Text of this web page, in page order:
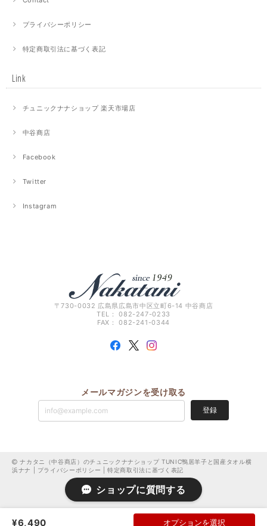
プライバシーポリシー
特定商取引法に基づく表記
Link
チュニックナナショップ 楽天市場店
中谷商店
Facebook
Twitter
Instagram
〒730-0032 広島県広島市中区立町6-14 中谷商店
TEL： 082-247-0233
FAX： 082-241-0344
メールマガジンを受け取る
登録
ナカタニ（中谷商店）のチュニックナナショップ TUNIC鴨居羊子と国産タオル横
浜ナナ | プライバシーポリシー |特定商取引法に基づく表記
¥6,490 オプションを選択
ショップに質問する